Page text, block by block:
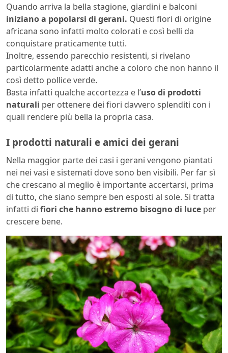
Quando arriva la bella stagione, giardini e balconi
iniziano a popolarsi di gerani. Questi fiori di origine
africana sono infatti molto colorati e così belli da
conquistare praticamente tutti.
Inoltre, essendo parecchio resistenti, si rivelano
particolarmente adatti anche a coloro che non hanno il
così detto pollice verde.
Basta infatti qualche accortezza e l’uso di prodotti
naturali per ottenere dei fiori davvero splenditi con i
quali rendere più bella la propria casa.
I prodotti naturali e amici dei gerani
Nella maggior parte dei casi i gerani vengono piantati
nei nei vasi e sistemati dove sono ben visibili. Per far sì
che crescano al meglio è importante accertarsi, prima
di tutto, che siano sempre ben esposti al sole. Si tratta
infatti di fiori che hanno estremo bisogno di luce per
crescere bene.